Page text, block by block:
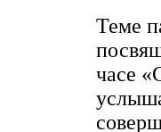
Теме
часе